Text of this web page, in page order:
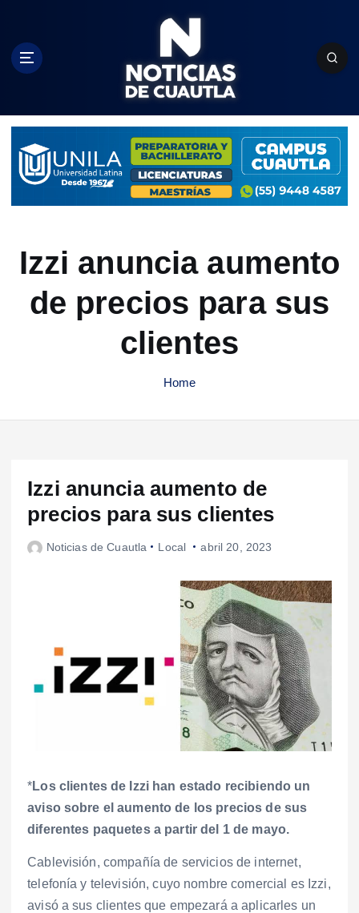
c
Izzi anuncia aumento
de precios para sus
clientes
Home
Izzi anuncia aumento de
precios para sus clientes
Noticias de Cuautla Local abril 20, 2023
*Los clientes de Izzi han estado recibiendo un
aviso sobre el aumento de los precios de sus
diferentes paquetes a partir del 1 de mayo.
Cablevisión, compañía de servicios de internet,
telefonía y televisión, cuyo nombre comercial es Izzi,
avisó a sus clientes que empezará a aplicarles un